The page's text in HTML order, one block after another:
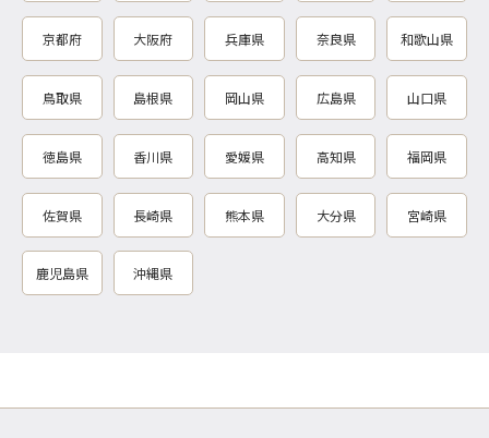
京都府 大阪府 兵庫県 奈良県 和歌山県
鳥取県 島根県 岡山県 広島県 山口県
徳島県 香川県 愛媛県 高知県 福岡県
佐賀県 長崎県 熊本県 大分県 宮崎県
鹿児島県 沖縄県